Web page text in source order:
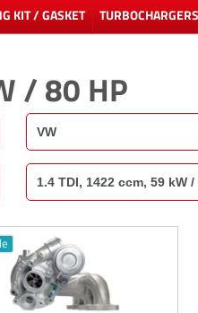
KIT / GASKET TURBOCHARGERS
/ 80 HP